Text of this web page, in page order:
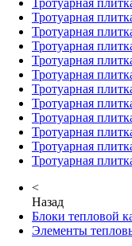
Тротуарная
Тротуарная
Тротуарная
Тротуарная
Тротуарная
Тротуарная
Тротуарная
Тротуарная
Тротуарная
Тротуарная
Тротуарная
Тротуарная
<
Назад
Блоки тепловой
Элементы